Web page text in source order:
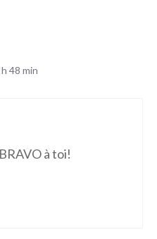
48 min
à toi!